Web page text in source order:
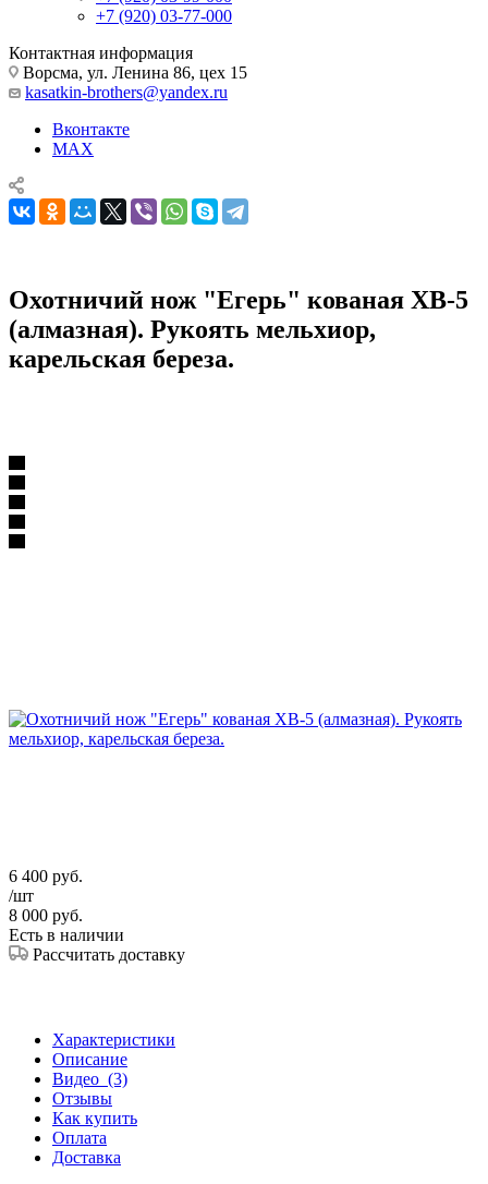
+7 (920) 03-77-000
Контактная информация
Ворсма, ул. Ленина 86, цех 15
kasatkin-brothers@yandex.ru
Вконтакте
MAX
Охотничий нож "Егерь" кованая ХВ-5
(алмазная). Рукоять мельхиор,
карельская береза.
6 400 руб.
/шт
8 000 руб.
Есть в наличии
Рассчитать доставку
Характеристики
Описание
Видео (3)
Отзывы
Как купить
Оплата
Доставка